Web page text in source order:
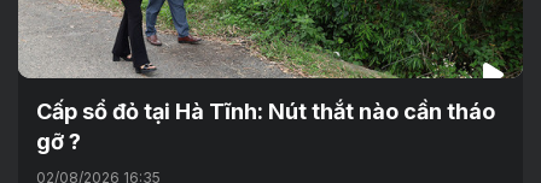
Cấp sổ đỏ tại Hà Tĩnh: Nút thắt nào cần tháo
gỡ ?
02/08/2026 16:35